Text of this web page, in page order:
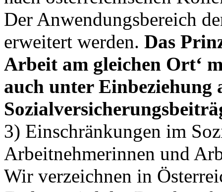
Der Anwendungsbereich
erweitert werden. Das
Arbeit am gleichen Ort‘
auch unter Einbeziehung
3) Einschränkungen im
Arbeitnehmerinnen und
Wir verzeichnen in